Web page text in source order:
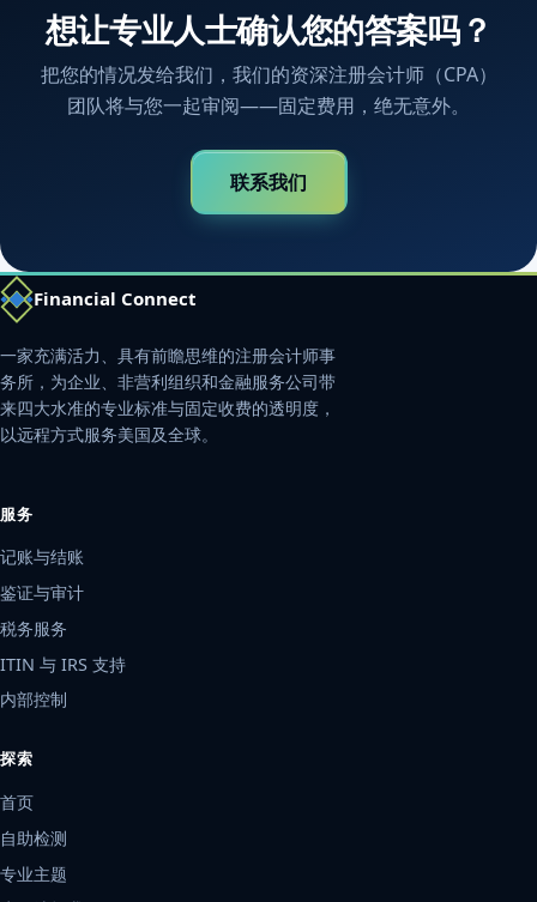
想让专业人士确认您的答案吗？
把您的情况发给我们，我们的资深注册会计师（CPA）
团队将与您一起审阅——固定费用，绝无意外。
联系我们
Financial Connect
一家充满活力、具有前瞻思维的注册会计师事
务所，为企业、非营利组织和金融服务公司带
来四大水准的专业标准与固定收费的透明度，
以远程方式服务美国及全球。
服务
记账与结账
鉴证与审计
税务服务
ITIN 与 IRS 支持
内部控制
探索
首页
自助检测
专业主题